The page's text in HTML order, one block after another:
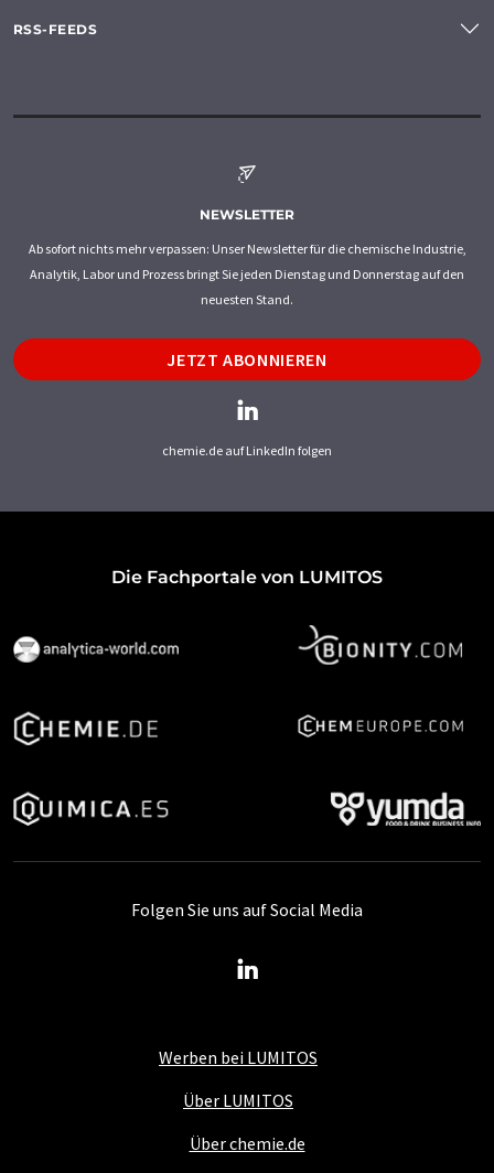
RSS-FEEDS
NEWSLETTER
Ab sofort nichts mehr verpassen: Unser Newsletter für die chemische Industrie,
Analytik, Labor und Prozess bringt Sie jeden Dienstag und Donnerstag auf den
neuesten Stand.
JETZT ABONNIEREN
chemie.de auf LinkedIn folgen
Die Fachportale von LUMITOS
Werben bei LUMITOS
Über LUMITOS
Über chemie.de
Folgen Sie uns auf Social Media